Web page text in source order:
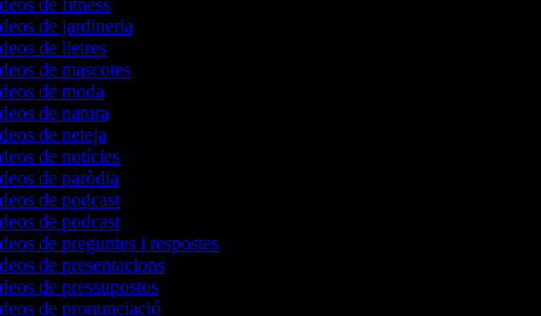
de fitness
de jardineria
de lletres
de mascotes
de moda
de natura
de neteja
de notícies
de paròdia
de podcast
de podcast
de preguntes i respostes
de presentacions
de pressupostos
de pronunciació